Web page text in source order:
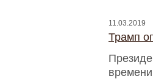
11.03.2019
Трамп
времени